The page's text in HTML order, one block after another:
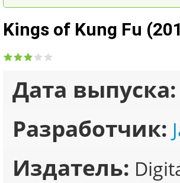
Kings of Kung Fu
Дата выпуска:
Разработчик:
Издатель: